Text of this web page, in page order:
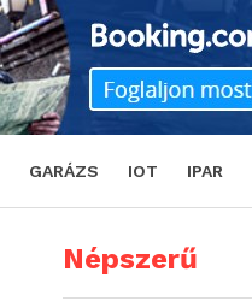
GARÁZS IOT IPAR
Népszerű